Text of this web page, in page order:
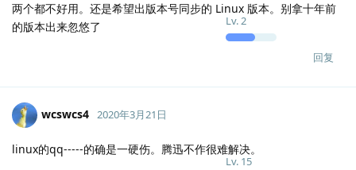
Lv.2
两个都不好用。还是希望出版本号同步的 Linux 版本。别拿十年前
的版本出来忽悠了
回复
wcswcs4
Lv. 15
2020年3月21日
linux的qq-----的确是一硬伤。腾迅不作很难解决。